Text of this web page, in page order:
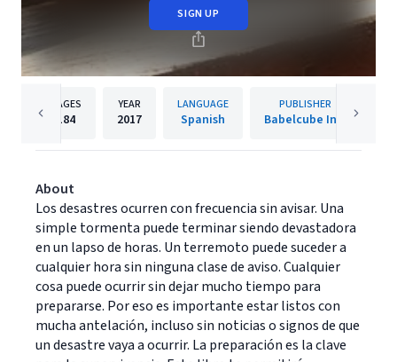
SIGN UP
PAGES
184
YEAR
2017
LANGUAGE
Spanish
PUBLISHER
Babelcube Inc.
About
Los desastres ocurren con frecuencia sin avisar. Una
simple tormenta puede terminar siendo devastadora
en un lapso de horas. Un terremoto puede suceder a
cualquier hora sin ninguna clase de aviso. Cualquier
cosa puede ocurrir sin dejar mucho tiempo para
prepararse. Por eso es importante estar listos con
mucha antelación, incluso sin noticias o signos de que
un desastre vaya a ocurrir. La preparación es la clave